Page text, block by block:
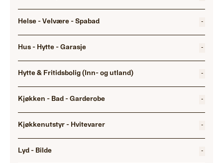
Helse - Velvære - Spabad -
Hus - Hytte - Garasje -
Hytte & Fritidsbolig (Inn- og utland) -
Kjøkken - Bad - Garderobe -
Kjøkkenutstyr - Hvitevarer -
Lyd - Bilde -